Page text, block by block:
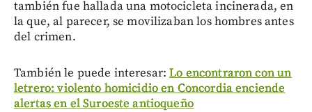
también fue hallada una motocicleta incinerada, en
la que, al parecer, se movilizaban los hombres antes
del crimen.
También le puede interesar:Lo encontraron con un
letrero: violento homicidio en Concordia enciende
alertas en el Suroeste antioqueño